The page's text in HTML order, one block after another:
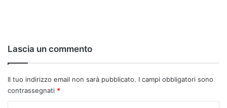
Lascia un commento
Il tuo indirizzo email non sarà pubblicato. I campi obbligatori sono
contrassegnati *